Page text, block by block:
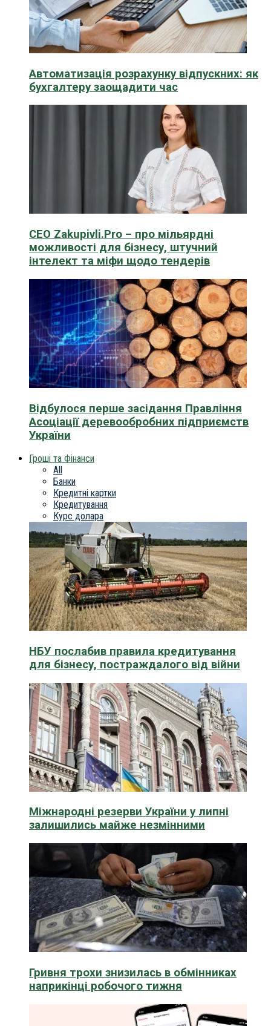
Автоматизація розрахунку відпускних: як
бухгалтеру заощадити час
CEO Zakupivli.Pro – про мільярдні
можливості для бізнесу, штучний
інтелект та міфи щодо тендерів
Відбулося перше засідання Правління
Асоціації деревообробних підприємств
України
Гроші та Фінанси
All
Банки
Кредитні картки
Кредитування
Курс долара
НБУ послабив правила кредитування
для бізнесу, постраждалого від війни
Міжнародні резерви України у липні
залишились майже незмінними
Гривня трохи знизилась в обмінниках
наприкінці робочого тижня